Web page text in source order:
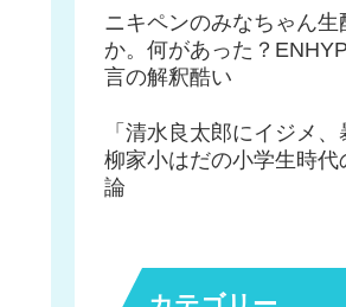
ニキペンのみなちゃん
か。何があった？
言の解釈酷い
「清水良太郎にイジメ、
柳家小はだの小学生時代
論